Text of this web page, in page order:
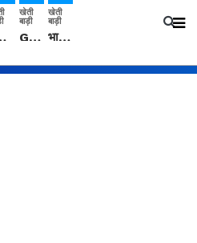
में देरी और मानसून कमजोर रहेगा
खेती
बाड़ी
Guar Ka Rate: ग्वार के भाव में हल्की बढ़ोतरी, बढ़ सकता है बुवाई का रकबा
खेती
बाड़ी
भारत में 29 मई से शुरु होगी प्री-मानसून बारिश, ECMWF विदेशी मौसम एजेंसी का पूर्वानुमान